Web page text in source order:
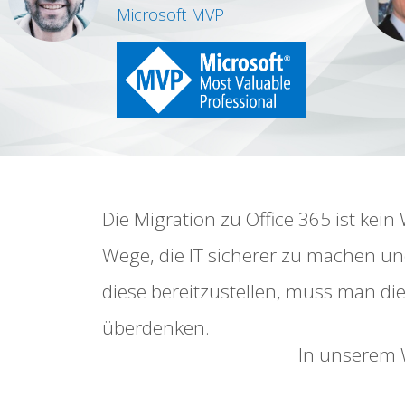
Microsoft MVP
Die Migration zu Office 365 ist
Wege, die IT sicherer zu machen
diese bereitzustellen, muss man
überdenken.
In unserem